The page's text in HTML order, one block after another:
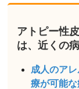
アトピー性
は、近くの
成人のア
療が可能